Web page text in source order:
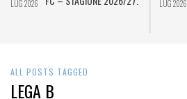
LUG 2026 LUG 2026
ALL POSTS TAGGED
LEGA B